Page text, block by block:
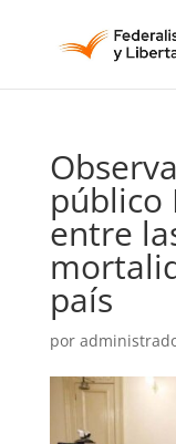
público
entre
país
por